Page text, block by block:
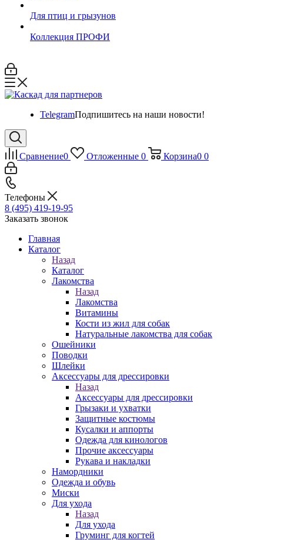
Для птиц и грызунов
Коллекция ПРОФИ
TelegramПодпишитесь на наши новости!
Сравнение0 Отложенные 0 Корзина0 0
Телефоны
8 (495) 419-19-95
Заказать звонок
Главная
Каталог
Назад
Каталог
Лакомства
Назад
Лакомства
Витамины
Кости из жил для собак
Натуральные лакомства для собак
Ошейники
Поводки
Шлейки
Аксессуары для дрессировки
Назад
Аксессуары для дрессировки
Грызаки и ухватки
Защитные костюмы
Кусалки и аппорты
Одежда для кинологов
Прочие аксессуары
Рукава и накладки
Намордники
Одежда и обувь
Миски
Для ухода
Назад
Для ухода
Груминг для когтей